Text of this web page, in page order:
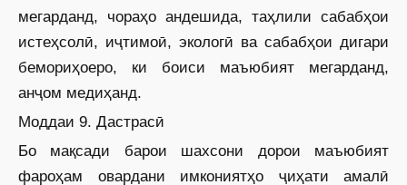
мегарданд, чораҳо андешида, таҳлили сабабҳои
истеҳсолӣ, иҷтимоӣ, экологӣ ва сабабҳои дигари
бемориҳоеро, ки боиси маъюбият мегарданд,
анҷом медиҳанд.
Моддаи 9. Дастрасӣ
Бо мақсади барои шахсони дорои маъюбият
фароҳам овардани имкониятҳо ҷиҳати амалӣ